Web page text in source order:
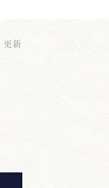
更新